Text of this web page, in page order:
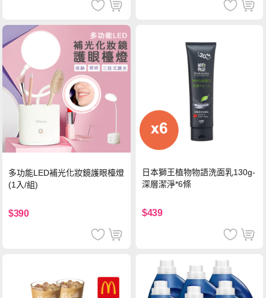
多功能LED補光化妝鏡護眼檯燈
(1入/組)
$390
日本獅王植物物語洗面乳130g-
深層潔淨*6條
$439